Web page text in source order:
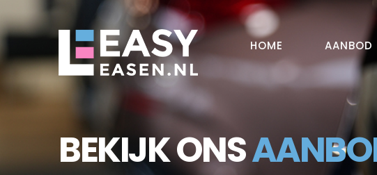
HOME AANBOD
BEKIJK ONS